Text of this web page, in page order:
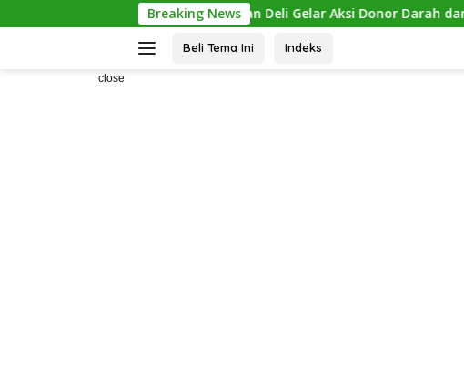
to
Breaking News
Rutan Labuhan Deli Gelar Aksi Donor Darah dan Cek Kesehatan Gratis
Beli Tema Ini Indeks
close>